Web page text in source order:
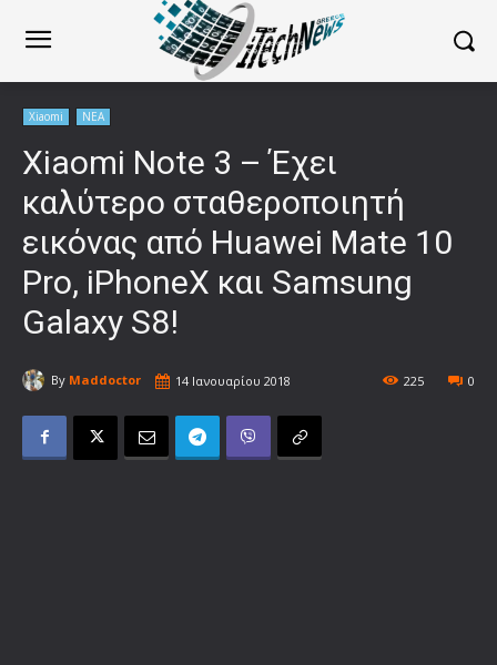
Xiaomi ΝΕΑ
Xiaomi Note 3 – Έχει
καλύτερο σταθεροποιητή
εικόνας από Huawei Mate 10
Pro, iPhoneX και Samsung
Galaxy S8!
By Maddoctor 14 Ιανουαρίου 2018 0
225